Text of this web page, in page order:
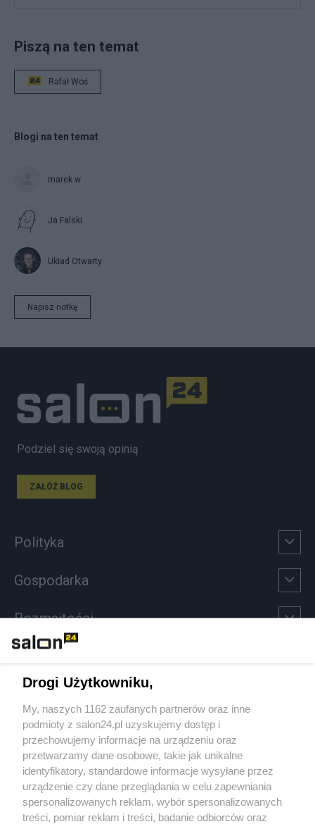
Piszą na ten temat
Rafał Woś
Blogi na ten temat
marek.w
Ja Falski
Układ Otwarty
Napisz notkę
Podziel się swoją opinią
ZAŁÓŻ BLOG
Polityka
Gospodarka
Rozmaitości
Sport
Społeczeństwo
Kultura
Drogi Użytkowniku,
My, naszych 1162 zaufanych partnerów oraz inne
podmioty z salon24.pl uzyskujemy dostęp i
przechowujemy informacje na urządzeniu oraz
przetwarzamy dane osobowe, takie jak unikalne
identyfikatory, standardowe informacje wysyłane przez
urządzenie czy dane przeglądania w celu zapewniania
spersonalizowanych reklam, wybór spersonalizowanych
treści, pomiar reklam i treści, badanie odbiorców oraz